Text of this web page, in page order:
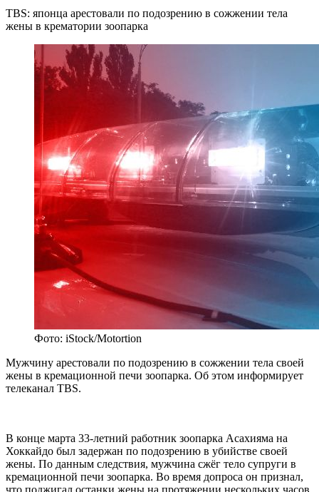
TBS: японца арестовали по подозрению в сожжении тела
жены в крематории зоопарка
Фото: iStock/Motortion
Мужчину арестовали по подозрению в сожжении тела своей
жены в кремационной печи зоопарка. Об этом информирует
телеканал TBS.
В конце марта 33-летний работник зоопарка Асахияма на
Хоккайдо был задержан по подозрению в убийстве своей
жены. По данным следствия, мужчина сжёг тело супруги в
кремационной печи зоопарка. Во время допроса он признал,